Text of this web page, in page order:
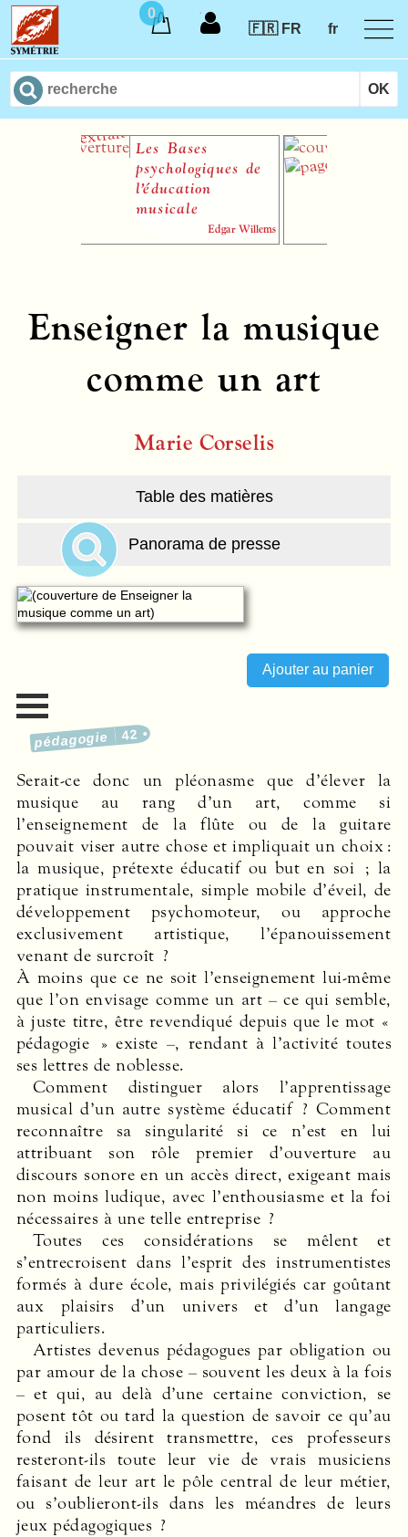
0
🇫🇷 FR
fr
Les Bases
psychologiques de
l’éducation
musicale
Edgar Willems
Enseigner la musique
comme un art
Marie Corselis
Table des matières
Panorama de presse
pédagogie 42
Serait-ce donc un pléonasme que d’élever la
musique au rang d’un art, comme si
l’enseignement de la flûte ou de la guitare
pouvait viser autre chose et impliquait un choix :
la musique, prétexte éducatif ou but en soi ; la
pratique instrumentale, simple mobile d’éveil, de
développement psychomoteur, ou approche
exclusivement artistique, l’épanouissement
venant de surcroît ?
À moins que ce ne soit l’enseignement lui-même
que l’on envisage comme un art – ce qui semble,
à juste titre, être revendiqué depuis que le mot «
pédagogie » existe –, rendant à l’activité toutes
ses lettres de noblesse.
Comment distinguer alors l’apprentissage
musical d’un autre système éducatif ? Comment
reconnaître sa singularité si ce n’est en lui
attribuant son rôle premier d’ouverture au
discours sonore en un accès direct, exigeant mais
non moins ludique, avec l’enthousiasme et la foi
nécessaires à une telle entreprise ?
Toutes ces considérations se mêlent et
s’entrecroisent dans l’esprit des instrumentistes
formés à dure école, mais privilégiés car goûtant
aux plaisirs d’un univers et d’un langage
particuliers.
Artistes devenus pédagogues par obligation ou
par amour de la chose – souvent les deux à la fois
– et qui, au delà d’une certaine conviction, se
posent tôt ou tard la question de savoir ce qu’au
fond ils désirent transmettre, ces professeurs
resteront-ils toute leur vie de vrais musiciens
faisant de leur art le pôle central de leur métier,
ou s’oublieront-ils dans les méandres de leurs
jeux pédagogiques ?